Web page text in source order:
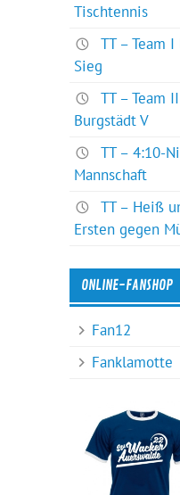
Tischtennis
TT – Team
Sieg
TT – Team
Burgstädt V
TT – 4:10-
Mannschaft
TT – Heiß
Ersten gegen
ONLINE-FANSHOP
Fan12
Fanklamotte